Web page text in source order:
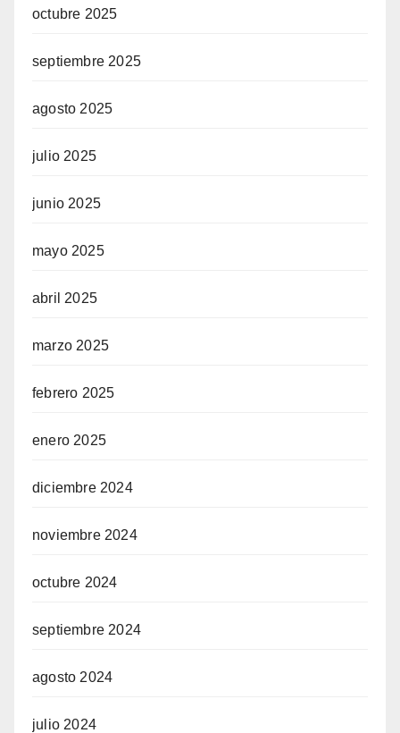
octubre 2025
septiembre 2025
agosto 2025
julio 2025
junio 2025
mayo 2025
abril 2025
marzo 2025
febrero 2025
enero 2025
diciembre 2024
noviembre 2024
octubre 2024
septiembre 2024
agosto 2024
julio 2024